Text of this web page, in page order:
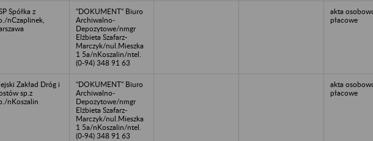
Spółka z
nCzaplinek,
"DOKUMENT" Biuro
Archiwalno-
Depozytowe/nmgr
Elżbieta Szafarz-
Marczyk/nul.Mieszka
1 5a/nKoszalin/ntel.
(0-94) 348 91 63
akta
płacowe
Zakład Dróg i
sp.z
nKoszalin
"DOKUMENT" Biuro
Archiwalno-
Depozytowe/nmgr
Elżbieta Szafarz-
Marczyk/nul.Mieszka
1 5a/nKoszalin/ntel.
(0-94) 348 91 63
akta
płacowe